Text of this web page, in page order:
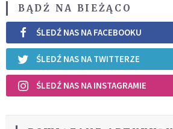
BĄDŹ NA BIEŻĄCO
ŚLEDŹ NAS NA FACEBOOKU
ŚLEDŹ NAS NA TWITTERZE
ŚLEDŹ NAS NA INSTAGRAMIE